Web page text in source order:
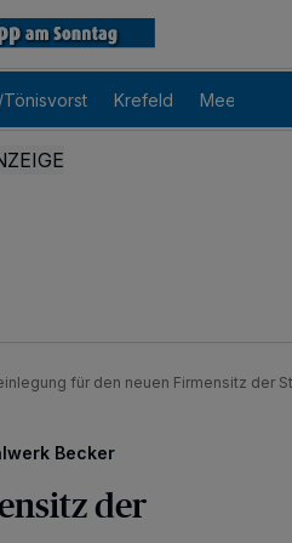
Krefeld Meerbusch
für den neuen Firmensitz der
Becker
der